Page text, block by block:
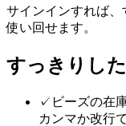
サインインすれば
使い回せます。
すっきりし
✓ ビーズの在
カンマか改行